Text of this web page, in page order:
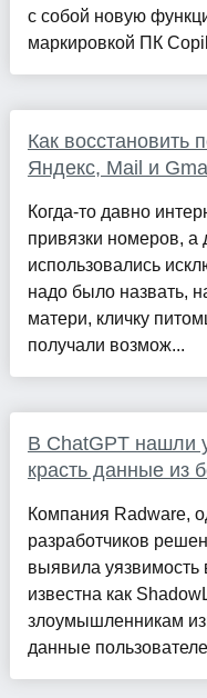
с собой новую
маркировкой ПК
Как восстановить
Яндекс, Mail и
Когда-то давно
привязки номеров, а
использовались
надо было назвать,
матери, кличку
получали возмож...
В ChatGPT нашли
красть данные из
Компания Radware,
разработчиков
выявила уязвимость
известна как
злоумышленникам
данные